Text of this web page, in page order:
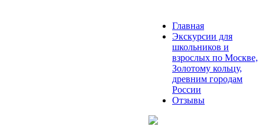
Главная
Экскурсии для
школьников и
взрослых по Москве,
Золотому кольцу,
древним городам
России
Отзывы